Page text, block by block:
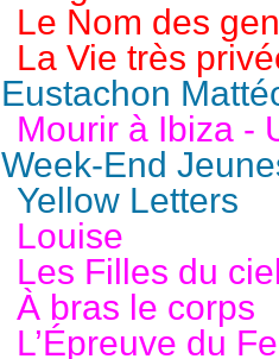
Le Nom des
La Vie très
Eustachon
Mourir à Ibiza -
Week-End
Yellow Letters
Louise
Les Filles du
À bras le corps
L’Épreuve du